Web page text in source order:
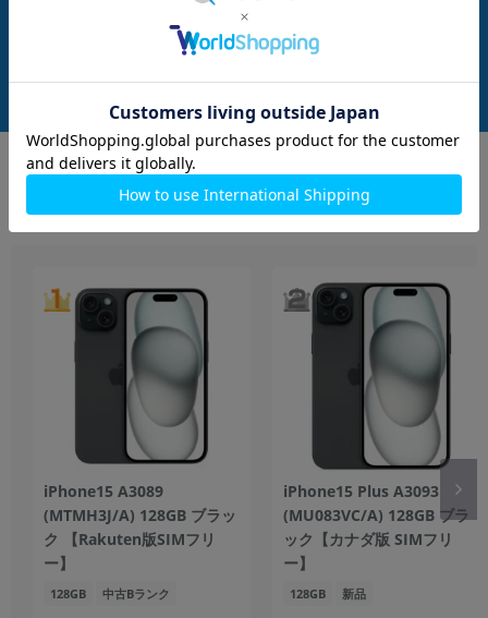
版SIMフリー】
発売日：2023/09
在庫数：2
139,800
iPhone もっと見る
iPhone15 A3089
(MTMH3J/A) 128GB ブラッ
ク 【Rakuten版SIMフリ
ー】
128GB 中古Bランク
iPhone15 Plus A3093
(MU083VC/A) 128GB ブラ
ック【カナダ版 SIMフリ
ー】
128GB 新品